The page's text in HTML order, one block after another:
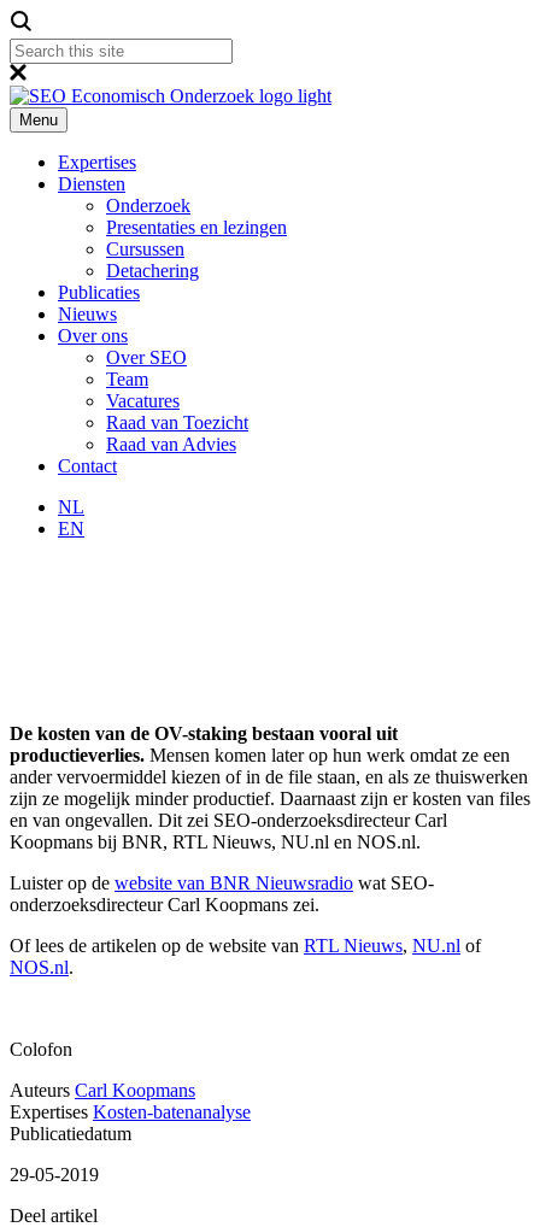
Menu
Expertises
Diensten
Onderzoek
Presentaties en lezingen
Cursussen
Detachering
Publicaties
Nieuws
Over ons
Over SEO
Team
Vacatures
Raad van Toezicht
Raad van Advies
Contact
NL
EN
De kosten van de OV-staking bestaan vooral uit
productieverlies. Mensen komen later op hun werk omdat ze een
ander vervoermiddel kiezen of in de file staan, en als ze thuiswerken
zijn ze mogelijk minder productief. Daarnaast zijn er kosten van files
en van ongevallen. Dit zei SEO-onderzoeksdirecteur Carl
Koopmans bij BNR, RTL Nieuws, NU.nl en NOS.nl.
Luister op de website van BNR Nieuwsradio wat SEO-
onderzoeksdirecteur Carl Koopmans zei.
Of lees de artikelen op de website van RTL Nieuws, NU.nl of
NOS.nl.
Colofon
Auteurs Carl Koopmans
Expertises Kosten-batenanalyse
Publicatiedatum
29-05-2019
Deel artikel